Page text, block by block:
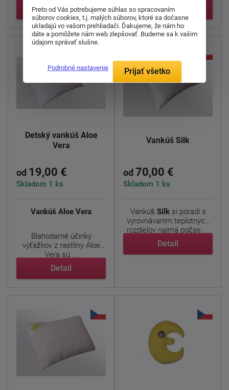
Detail Detail
Detský vankúš Aloe
Vera
od 19,00 €
Skladom 1 ks
Vankúš Aloe Vera
Blahodarné účinky
výťažkov z rastliny Aloe
Vera sú ...
Detail
Vankúš Silk
od 70,00 €
Skladom 1 ks
Vankúš Silksi poradí s
vyrovnávaním teplotných
rozdielov najmä počas ...
Detail
Preto od Vás potrebujeme súhlas so spracovaním
súborov cookies, t.j. malých súborov, ktoré sa dočasne
ukladajú vo vašom prehliadači. Ďakujeme, že nám ho
dáte a pomôžete nám web zlepšovať. Budeme sa k vašim
údajom správať slušne.
Podrobné nastavenie Prijať všetko